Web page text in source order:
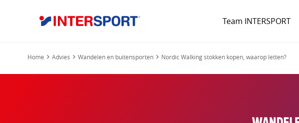
Team INTERSPORT
Home Advies Wandelen en buitensporten Nordic Walking stokken kopen, waarop letten?